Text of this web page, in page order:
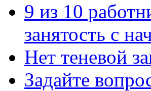
9 из 10
занятость с
Нет теневой
Задайте